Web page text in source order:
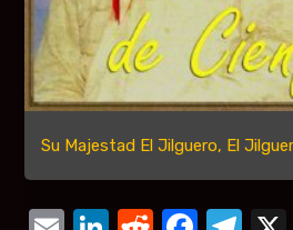
Su Majestad El Jilguero, El